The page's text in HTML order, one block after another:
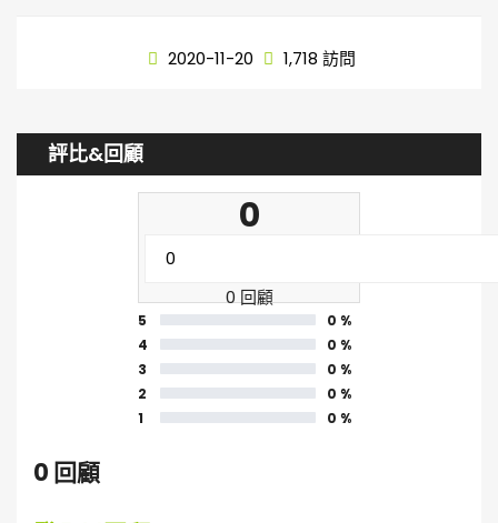
2020-11-20 1,718 訪問
評比&回顧
0
0 回顧
5
0 %
4
0 %
3
0 %
2
0 %
1
0 %
0 回顧